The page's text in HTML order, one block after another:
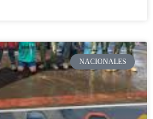
NACIONALES